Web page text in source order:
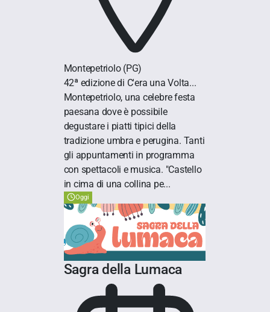
Montepetriolo (PG)
42ª edizione di C'era una Volta...
Montepetriolo, una celebre festa
paesana dove è possibile
degustare i piatti tipici della
tradizione umbra e perugina. Tanti
gli appuntamenti in programma
con spettacoli e musica. "Castello
in cima di una collina pe...
Oggi
Sagra della Lumaca